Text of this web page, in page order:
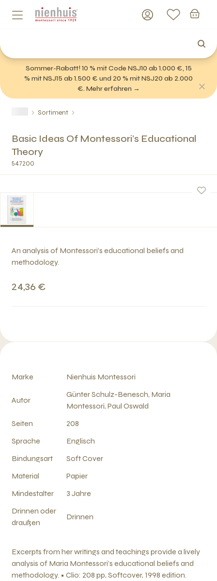
Sommer-Rabatt! 10 % mit Code NSJ10 ab 1.000 €, 15
% mit NSJ15 ab 1.500 € und 20 % mit NSJ20 ab 2.000
€. Mehr erfahren →
Sortiment
Basic Ideas Of Montessori’s Educational
Theory
547200
An analysis of Montessori's educational beliefs and
methodology.
24,36 €
Marke Nienhuis Montessori
Autor
Günter Schulz-Benesch, Maria
Montessori, Paul Oswald
Seiten
208
Sprache
Englisch
Bindungsart
Soft Cover
Material
Papier
Mindestalter
3 Jahre
Drinnen oder
draußen
Drinnen
Excerpts from her writings and teachings provide a lively
analysis of Maria Montessori’s educational beliefs and
methodology. • Clio: 208 pp, Softcover, 1998 edition.